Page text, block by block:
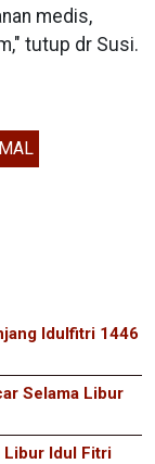
medis,
tutup dr Susi.
Idulfitri 1446
Selama Libur
Libur Idul Fitri